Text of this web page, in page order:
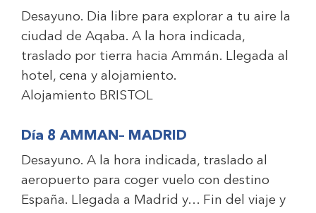
Desayuno. Dia libre para explorar a tu aire la
ciudad de Aqaba. A la hora indicada,
traslado por tierra hacia Ammán. Llegada al
hotel, cena y alojamiento.
Alojamiento BRISTOL
Día 8 AMMAN– MADRID
Desayuno. A la hora indicada, traslado al
aeropuerto para coger vuelo con destino
España. Llegada a Madrid y… Fin del viaje y